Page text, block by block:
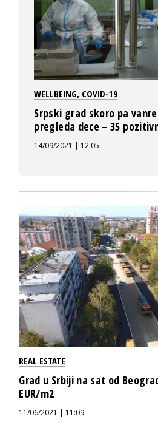
WELLBEING, COVID-19
Srpski grad skoro pa
pregleda dece – 35
14/09/2021 | 12:05
REAL ESTATE
Grad u Srbiji na sat od
EUR/m2
11/06/2021 | 11:09